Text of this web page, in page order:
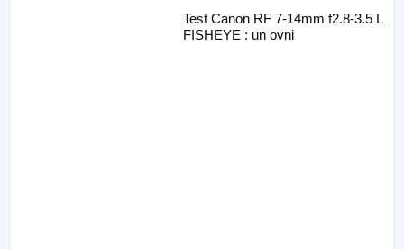
Test Canon RF 7-14mm f2.8-3.5 L
FISHEYE : un ovni